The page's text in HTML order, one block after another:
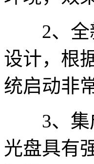
2、全新
设计，根
统启动非
3、集成
光盘具有